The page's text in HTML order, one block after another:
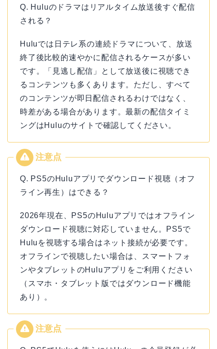
Q. Huluのドラマはリアルタイム放送後すぐ配信
される？
Huluでは日テレ系の連続ドラマについて、放送
終了後比較的速やかに配信されるケースが多い
です。「見逃し配信」として放送後に視聴でき
るコンテンツも多くあります。ただし、すべて
のコンテンツが即日配信されるわけではなく、
時差がある場合があります。最新の配信タイミ
ングはHuluのサイトで確認してください。
Q. PS5のHuluアプリでダウンロード視聴（オフ
ライン再生）はできる？
2026年現在、PS5のHuluアプリではオフライン
ダウンロード視聴に対応していません。PS5で
Huluを視聴する場合はネット接続が必要です。
オフラインで視聴したい場合は、スマートフォ
ンやタブレットのHuluアプリをご利用ください
（スマホ・タブレット版ではダウンロード機能
あり）。